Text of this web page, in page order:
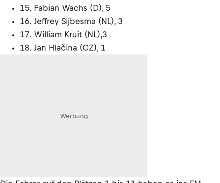
15. Fabian Wachs (D), 5
16. Jeffrey Sijbesma (NL), 3
17. William Kruit (NL),3
18. Jan Hlačina (CZ), 1
Werbung